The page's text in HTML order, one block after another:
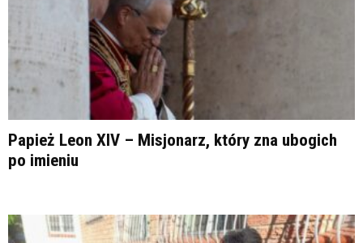
Papież Leon XIV – Misjonarz, który zna ubogich
po imieniu